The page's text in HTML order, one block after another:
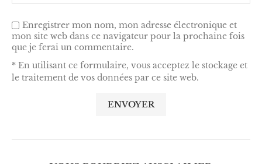
Enregistrer mon nom, mon adresse électronique et
mon site web dans ce navigateur pour la prochaine fois
que je ferai un commentaire.
* En utilisant ce formulaire, vous acceptez le stockage et
le traitement de vos données par ce site web.